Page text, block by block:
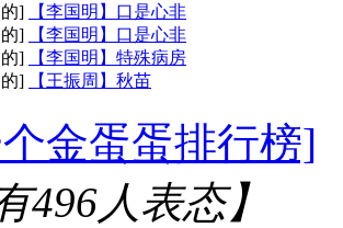
]
【李国明】口是心非
]
【李国明】口是心非
]
【李国明】特殊病房
]
【王振周】秋苗
金蛋蛋排行榜]
496人表态】